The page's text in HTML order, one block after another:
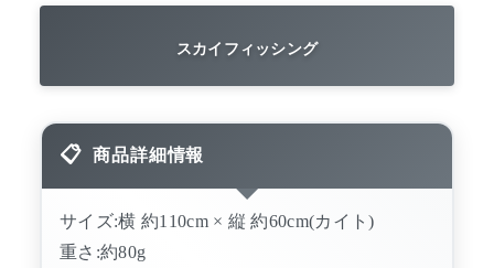
スカイフィッシング
商品詳細情報
サイズ:横 約110cm × 縦 約60cm(カイト)
重さ:約80g